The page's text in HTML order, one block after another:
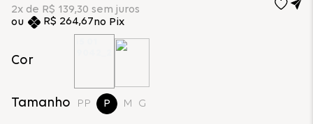
2x de R$ 139,30 sem juros
R$ 264,67no Pix
Cor
Tamanho PP P M G